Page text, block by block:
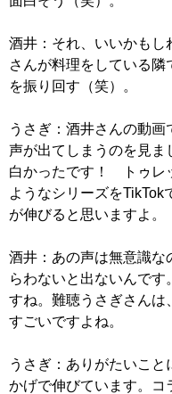
酒井：それ、いいかも
さんが料理をしている
を振り回す（笑）。
うさぎ：酒井さんの動
声が出てしまうのを見ま
白かったです！ トゥレ
ようなシリーズをTikTok
が伸びると思いますよ。
酒井：あの声は無意識な
らわないと出ないんで
すね。難聴うさぎさんは
すごいですよね。
うさぎ：ありがたいこ
かげで伸びています。コ